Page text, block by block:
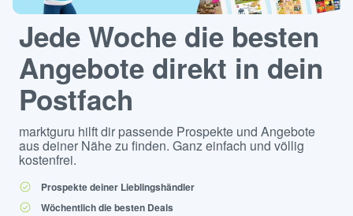
Jede Woche die besten
Angebote direkt in dein
Postfach
marktguru hilft dir passende Prospekte und Angebote
aus deiner Nähe zu finden. Ganz einfach und völlig
kostenfrei.
Prospekte deiner Lieblingshändler
Wöchentlich die besten Deals